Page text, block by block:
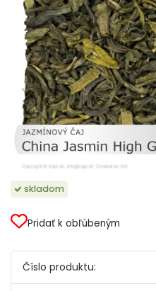
skladom
Pridať k obľúbeným
Číslo produktu: